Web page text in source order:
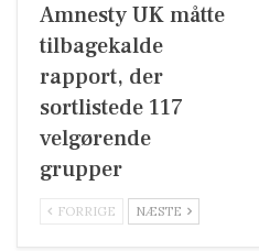
Amnesty UK måtte
tilbagekalde
rapport, der
sortlistede 117
velgørende
grupper
FORRIGE NÆSTE